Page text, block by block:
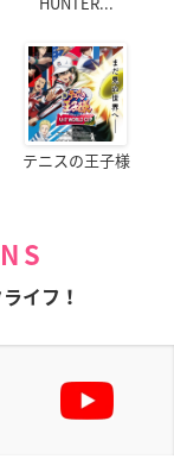
テニスの王子様
イフ！